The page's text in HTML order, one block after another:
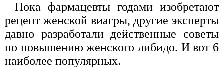
Пока фармацевты годами изобретают
рецепт женской виагры, другие эксперты
давно разработали действенные советы
по повышению женского либидо. И вот 6
наиболее популярных.